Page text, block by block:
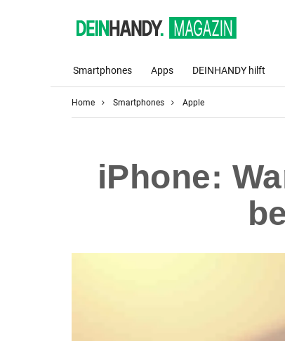
Smartphones Apps DEINHANDY hilft
Home Smartphones Apple
iPhone: